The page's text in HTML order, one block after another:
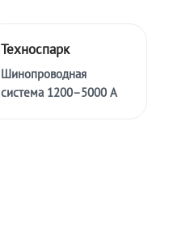
Техноспарк
Шинопроводная
система 1200–5000 А